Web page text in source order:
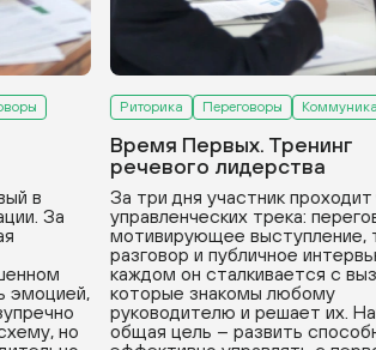
в
За
эмоцией,
но
Риторика Переговоры
Время Первых. Тренинг
речевого лидерства
За три дня участник
управленческих трека:
мотивирующее выступление,
разговор и публичное
каждом он сталкивается с
которые знакомы любому
руководителю и решает их.
общая цель – развить